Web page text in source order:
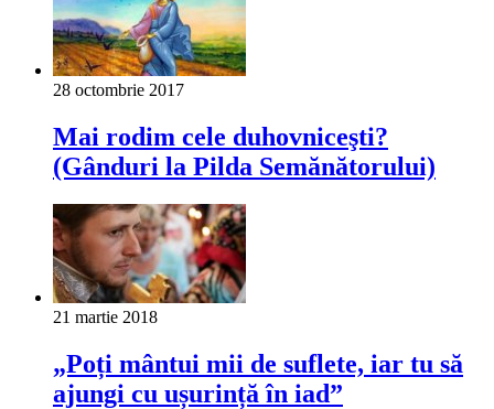
28 octombrie 2017
Mai rodim cele duhovniceşti?
(Gânduri la Pilda Semănătorului)
21 martie 2018
„Poți mântui mii de suflete, iar tu să
ajungi cu ușurință în iad”